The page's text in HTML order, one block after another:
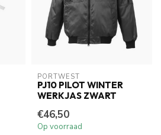
PORTWEST
PJ10 PILOT WINTER
WERKJAS ZWART
€46,50
Op voorraad